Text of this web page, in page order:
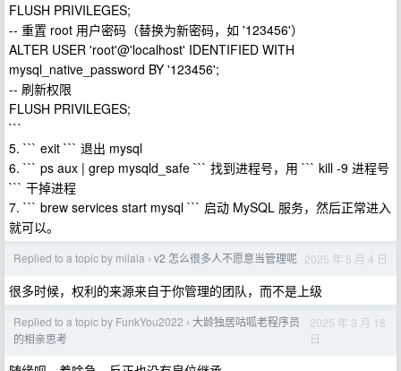
FLUSH PRIVILEGES;
-- 重置 root 用户密码（替换为新密码，如 '123456'）
ALTER USER 'root'@'localhost' IDENTIFIED WITH
mysql_native_password BY '123456';
-- 刷新权限
FLUSH PRIVILEGES;
```
5. ``` exit ``` 退出 mysql
6. ``` ps aux | grep mysqld_safe ``` 找到进程号，用 ``` kill -9 进程号
``` 干掉进程
7. ``` brew services start mysql ``` 启动 MySQL 服务，然后正常进入
就可以。
Replied to a topic by milala › v2 怎么很多人不愿意当管理呢 2025 年 5 月 4 日
很多时候，权利的来源来自于你管理的团队，而不是上级
Replied to a topic by FunkYou2022 › 大龄独居咕呱老程序员
的相亲思考
2025 年 3 月 18
日